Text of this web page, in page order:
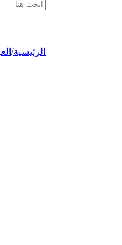
الرئيسية/